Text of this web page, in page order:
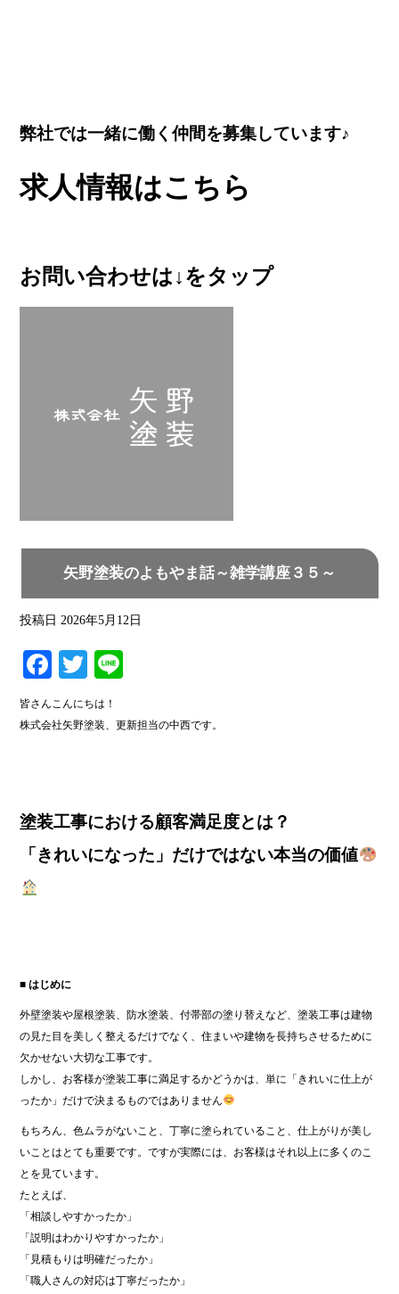
弊社では一緒に働く仲間を募集しています♪
求人情報はこちら
お問い合わせは↓をタップ
矢野塗装のよもやま話～雑学講座３５～
投稿日 2026年5月12日
Fa
ce
bo
T
wi
tte
皆さんこんにちは！
株式会社矢野塗装、更新担当の中西です。
塗装工事における顧客満足度とは？
「きれいになった」だけではない本当の価値
■ はじめに
外壁塗装や屋根塗装、防水塗装、付帯部の塗り替えなど、塗装工事は建物
の見た目を美しく整えるだけでなく、住まいや建物を長持ちさせるために
欠かせない大切な工事です。
しかし、お客様が塗装工事に満足するかどうかは、単に「きれいに仕上が
ったか」だけで決まるものではありません
もちろん、色ムラがないこと、丁寧に塗られていること、仕上がりが美し
いことはとても重要です。ですが実際には、お客様はそれ以上に多くのこ
とを見ています。
たとえば、
「相談しやすかったか」
「説明はわかりやすかったか」
「見積もりは明確だったか」
「職人さんの対応は丁寧だったか」